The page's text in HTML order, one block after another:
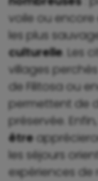
voile ou encore
les plus
culturelle. Les
villages
de Filitosa ou
permettent de
préservée.
être
les séjours
expériences de